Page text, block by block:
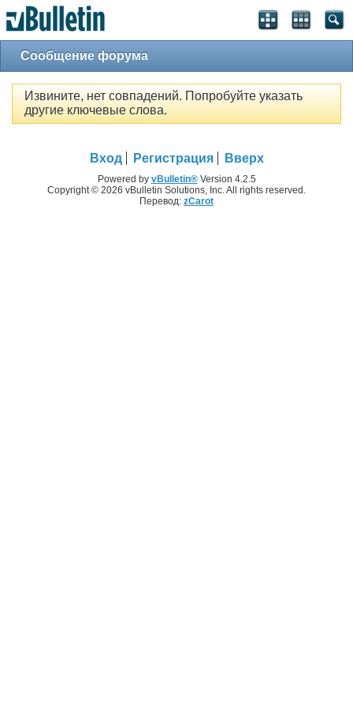
Сообщение форума
Извините, нет совпадений. Попробуйте указать
другие ключевые слова.
Вход Регистрация Вверх
Powered by vBulletin®Version 4.2.5
Copyright © 2026 vBulletin Solutions, Inc. All rights reserved.
Перевод: zCarot